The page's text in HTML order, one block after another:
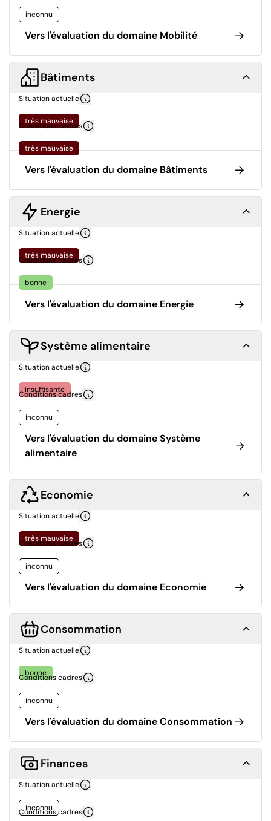
inconnu
Vers l'évaluation du domaine Mobilité
Bâtiments
Situation actuelle
très mauvaise
Conditions cadres
très mauvaise
Vers l'évaluation du domaine Bâtiments
Energie
Situation actuelle
très mauvaise
Conditions cadres
bonne
Vers l'évaluation du domaine Energie
Système alimentaire
Situation actuelle
insuffisante
Conditions cadres
inconnu
Vers l'évaluation du domaine Système
alimentaire
Economie
Situation actuelle
très mauvaise
Conditions cadres
inconnu
Vers l'évaluation du domaine Economie
Consommation
Situation actuelle
bonne
Conditions cadres
inconnu
Vers l'évaluation du domaine Consommation
Finances
Situation actuelle
inconnu
Conditions cadres